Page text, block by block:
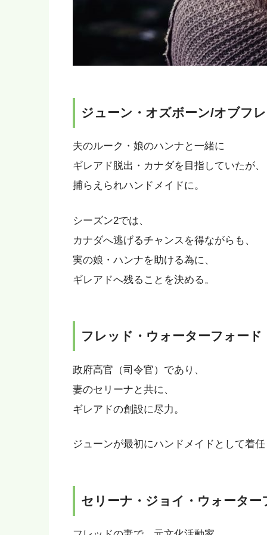
ジューン・オズボーン/オブフ
夫のルーク・娘のハンナと一緒に
ギレアド脱出・カナダを目指していたが、
捕らえられハンドメイドに。
シーズン2では、
カナダへ逃げるチャンスを得ながらも、
実の娘・ハンナを助ける為に、
ギレアドへ残ることを決める。
フレッド・ウォーターフォード
政府高官（司令官）であり、
妻のセリーナと共に、
ギレアドの創設に尽力。
ジューンが最初にハンドメイドとして着
セリーナ・ジョイ・ウォーター